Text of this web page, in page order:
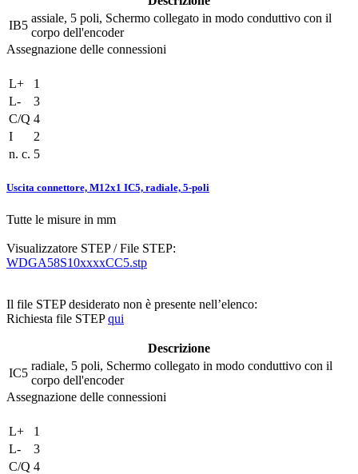
IB5
assiale, 5 poli, Schermo collegato in modo conduttivo con il
corpo dell'encoder
Assegnazione delle connessioni
L+
1
L-
3
C/Q 4
I
2
n. c. 5
Uscita connettore, M12x1 IC5, radiale, 5-poli
Tutte le misure in mm
Visualizzatore STEP / File STEP:
WDGA58S10xxxxCC5.stp
Il file STEP desiderato non è presente nell’elenco:
Richiesta file STEPqui
Descrizione
IC5
radiale, 5 poli, Schermo collegato in modo conduttivo con il
corpo dell'encoder
Assegnazione delle connessioni
L+
1
L-
3
C/Q 4